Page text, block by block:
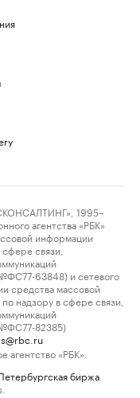
1995–
агентства «РБК»
информации
связи,
63848) и сетевого
средства массовой
надзору в сфере связи,
82385)
агентство «РБК».
биржа